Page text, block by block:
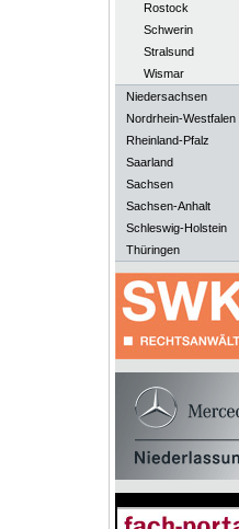
Rostock
Schwerin
Stralsund
Wismar
Niedersachsen
Nordrhein-Westfalen
Rheinland-Pfalz
Saarland
Sachsen
Sachsen-Anhalt
Schleswig-Holstein
Thüringen